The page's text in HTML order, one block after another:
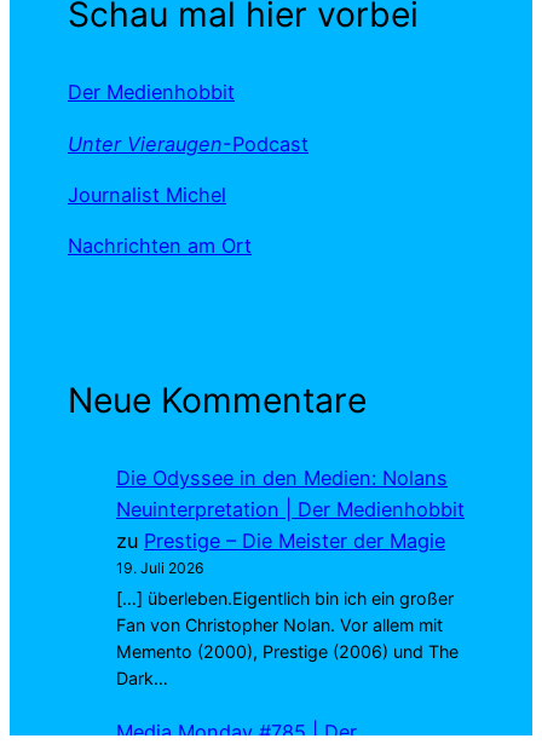
Schau mal hier vorbei
Der Medienhobbit
Unter Vieraugen-Podcast
Journalist Michel
Nachrichten am Ort
Neue Kommentare
Die Odyssee in den Medien: Nolans
Neuinterpretation | Der Medienhobbit
zu Prestige – Die Meister der Magie
19. Juli 2026
[…] überleben.Eigentlich bin ich ein großer
Fan von Christopher Nolan. Vor allem mit
Memento (2000), Prestige (2006) und The
Dark…
Media Monday #785 | Der